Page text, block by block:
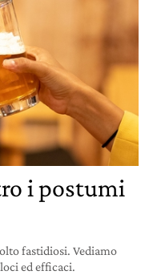
i postumi
fastidiosi. Vediamo
ed efficaci.